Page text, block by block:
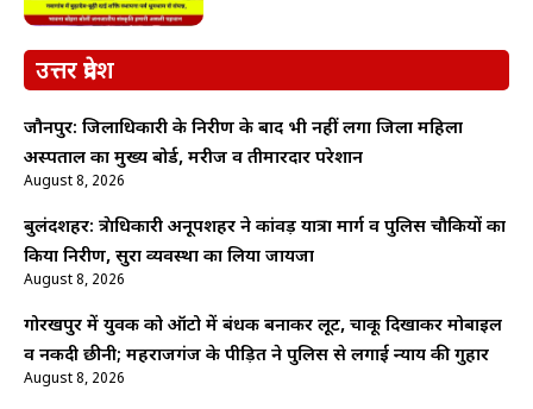
उत्तर प्रदेश
जौनपुर: जिलाधिकारी के निरीक्षण के बाद भी नहीं लगा जिला महिला
अस्पताल का मुख्य बोर्ड, मरीज व तीमारदार परेशान
August 8, 2026
बुलंदशहर: क्षेत्राधिकारी अनूपशहर ने कांवड़ यात्रा मार्ग व पुलिस चौकियों का
किया निरीक्षण, सुरक्षा व्यवस्था का लिया जायजा
August 8, 2026
गोरखपुर में युवक को ऑटो में बंधक बनाकर लूट, चाकू दिखाकर मोबाइल
व नकदी छीनी; महराजगंज के पीड़ित ने पुलिस से लगाई न्याय की गुहार
August 8, 2026